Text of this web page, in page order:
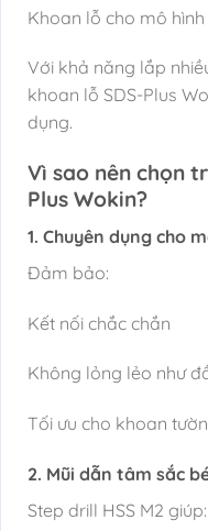
Khoan lỗ cho mô
Với khả năng lắp
khoan lỗ SDS-Plus
dụng.
Vì sao nên chọn
Plus Wokin?
1. Chuyên dụng cho
Đảm bảo:
Kết nối chắc chắn
Không lỏng lẻo như
Tối ưu cho khoan
2. Mũi dẫn tâm sắc
Step drill HSS M2 giúp: